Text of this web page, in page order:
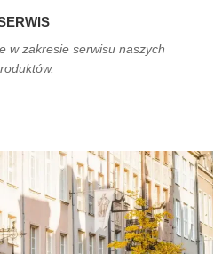
w zakresie serwisu naszych